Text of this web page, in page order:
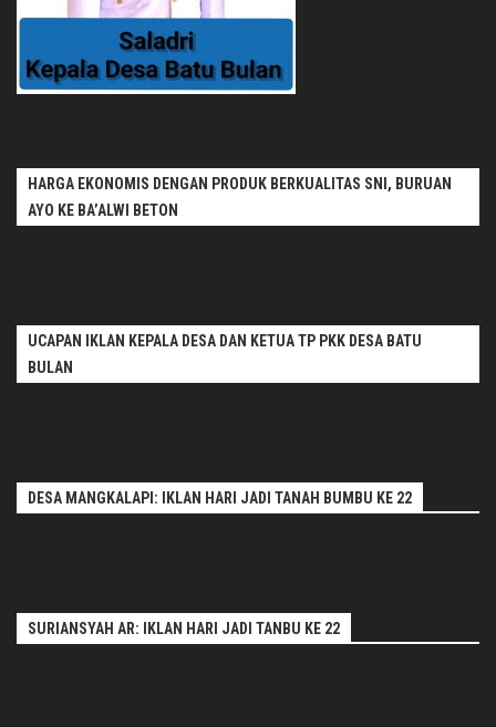
HARGA EKONOMIS DENGAN PRODUK BERKUALITAS SNI, BURUAN
AYO KE BA’ALWI BETON
UCAPAN IKLAN KEPALA DESA DAN KETUA TP PKK DESA BATU
BULAN
DESA MANGKALAPI: IKLAN HARI JADI TANAH BUMBU KE 22
SURIANSYAH AR: IKLAN HARI JADI TANBU KE 22